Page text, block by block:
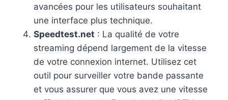
avancées pour les utilisateurs souhaitant
une interface plus technique.
Speedtest.net : La qualité de votre
streaming dépend largement de la vitesse
de votre connexion internet. Utilisez cet
outil pour surveiller votre bande passante
et vous assurer que vous avez une vitesse